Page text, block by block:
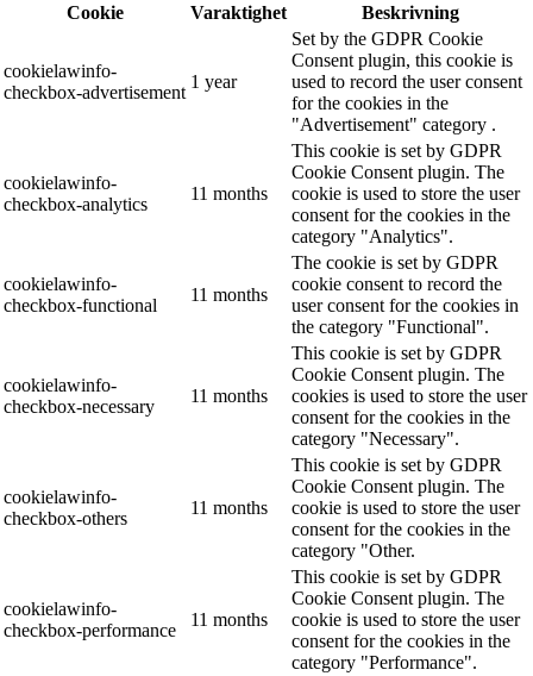
Cookie
Varaktighet Beskrivning
cookielawinfo-
checkbox-advertisement
1 year
Set by the GDPR Cookie
Consent plugin, this cookie is
used to record the user consent
for the cookies in the
"Advertisement" category .
cookielawinfo-
checkbox-analytics
11 months
This cookie is set by GDPR
Cookie Consent plugin. The
cookie is used to store the user
consent for the cookies in the
category "Analytics".
cookielawinfo-
checkbox-functional
11 months
The cookie is set by GDPR
cookie consent to record the
user consent for the cookies in
the category "Functional".
cookielawinfo-
checkbox-necessary
11 months
This cookie is set by GDPR
Cookie Consent plugin. The
cookies is used to store the user
consent for the cookies in the
category "Necessary".
cookielawinfo-
checkbox-others
11 months
This cookie is set by GDPR
Cookie Consent plugin. The
cookie is used to store the user
consent for the cookies in the
category "Other.
cookielawinfo-
checkbox-performance
11 months
This cookie is set by GDPR
Cookie Consent plugin. The
cookie is used to store the user
consent for the cookies in the
category "Performance".